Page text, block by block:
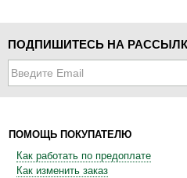
ПОДПИШИТЕСЬ НА
ПОМОЩЬ ПОКУПАТЕЛЮ
Как работать по предоплате
Как изменить заказ